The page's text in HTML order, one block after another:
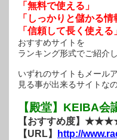
「無料で使える」
「しっかりと儲かる
「信頼して長く使える
おすすめサイトを
ランキング形式でご紹介
いずれのサイトもメール
見る事が出来るサイトな
【殿堂】KEIBA会
【おすすめ度】
【URL】
http://